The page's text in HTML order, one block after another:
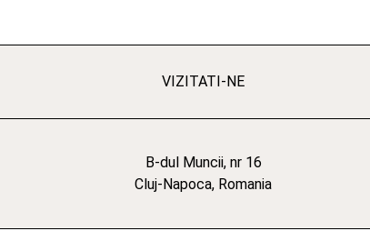
VIZITATI-NE
B-dul Muncii, nr 16
Cluj-Napoca, Romania